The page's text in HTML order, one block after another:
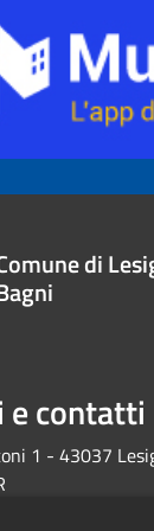
di
e contatti
1 - 43037